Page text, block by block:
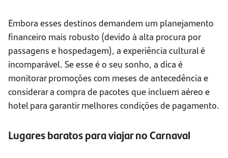
Embora esses destinos demandem um planejamento
financeiro mais robusto (devido à alta procura por
passagens e hospedagem), a experiência cultural é
incomparável. Se esse é o seu sonho, a dica é
monitorar promoções com meses de antecedência e
considerar a compra de pacotes que incluem aéreo e
hotel para garantir melhores condições de pagamento.
Lugares baratos para viajar no Carnaval